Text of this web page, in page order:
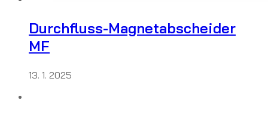
Durchfluss-Magnetabscheider
MF
13. 1. 2025